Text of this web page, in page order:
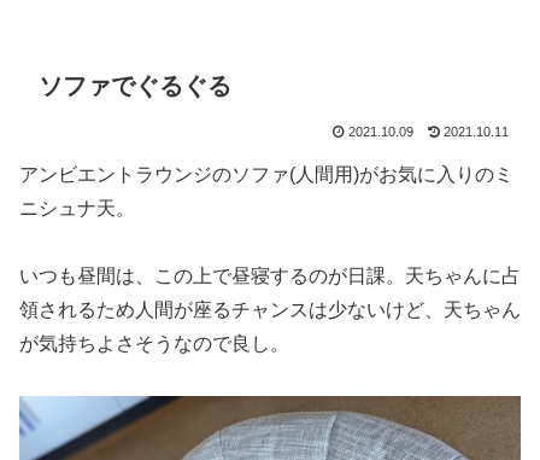
ソファでぐるぐる
2021.10.09 2021.10.11
アンビエントラウンジのソファ(人間用)がお気に入りのミ
ニシュナ天。
いつも昼間は、この上で昼寝するのが日課。天ちゃんに占
領されるため人間が座るチャンスは少ないけど、天ちゃん
が気持ちよさそうなので良し。